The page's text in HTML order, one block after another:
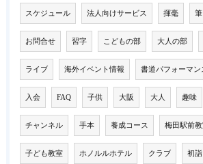
スケジュール 法人向けサービス 揮毫 筆
お問合せ 習字 こどもの部 大人の部
ライブ 海外イベント情報 書道パフォーマン
入会 FAQ 子供 大阪 大人 趣味
チャンネル 手本 養成コース 梅田駅前
子ども教室 ホノルルホテル クラブ 初